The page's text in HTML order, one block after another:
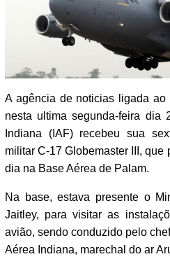
A agência de noticias ligada ao
nesta ultima segunda-feira dia
Indiana (IAF) recebeu sua
militar C-17 Globemaster III,
dia na Base Aérea de Palam.
Na base, estava presente o
Jaitley, para visitar as
avião, sendo conduzido pelo
Aérea Indiana, marechal do ar